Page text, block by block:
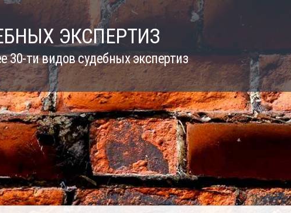
ЭКСПЕРТИЗ
ти видов судебных экспертиз